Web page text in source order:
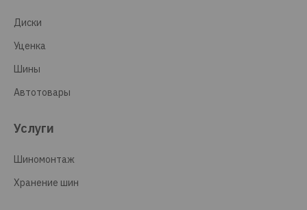
Диски
Уценка
Шины
Автотовары
Услуги
Шиномонтаж
Хранение шин